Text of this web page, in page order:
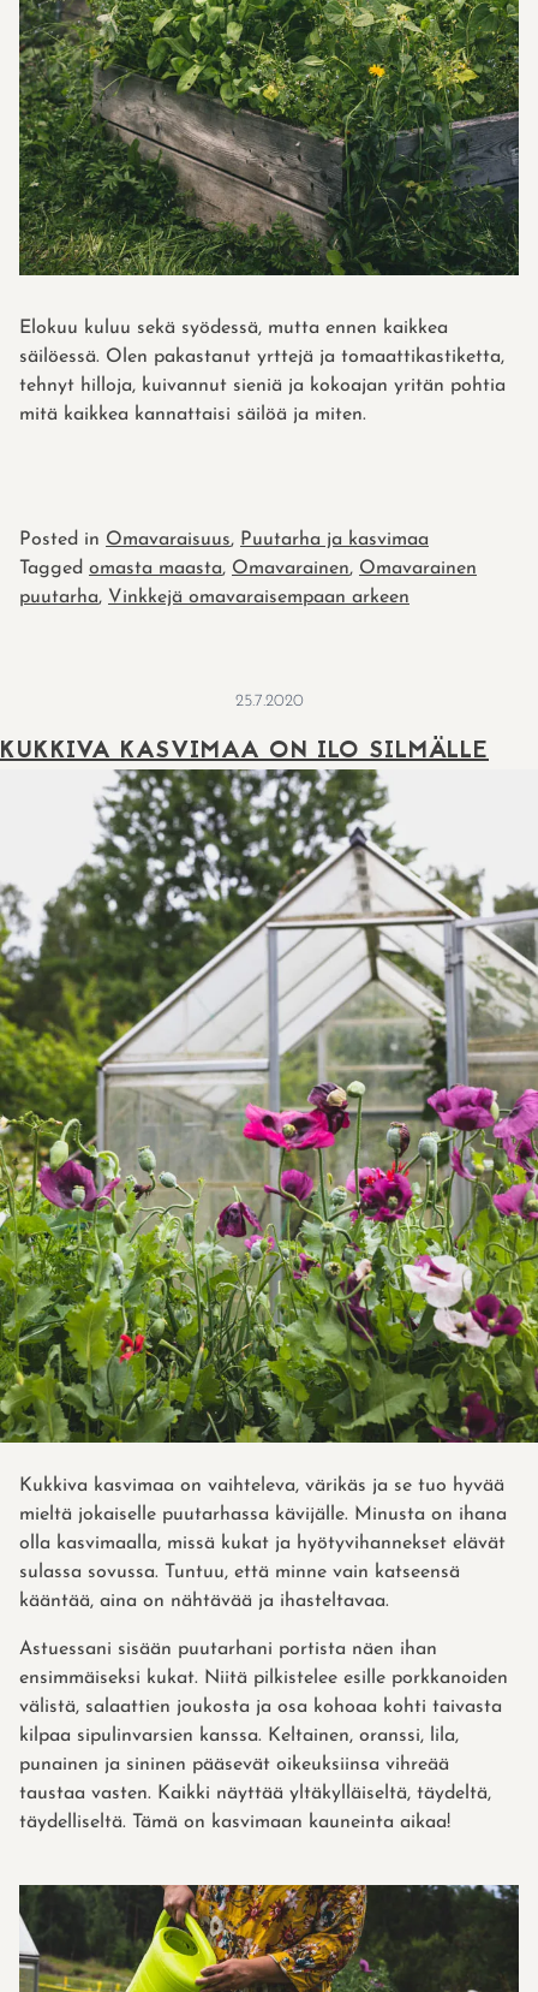
Elokuu kuluu sekä syödessä, mutta ennen kaikkea
säilöessä. Olen pakastanut yrttejä ja tomaattikastiketta,
tehnyt hilloja, kuivannut sieniä ja kokoajan yritän pohtia
mitä kaikkea kannattaisi säilöä ja miten.
Posted in Omavaraisuus, Puutarha ja kasvimaa
Tagged omasta maasta, Omavarainen, Omavarainen
puutarha, Vinkkejä omavaraisempaan arkeen
25.7.2020
KUKKIVA KASVIMAA ON ILO SILMÄLLE
Kukkiva kasvimaa on vaihteleva, värikäs ja se tuo hyvää
mieltä jokaiselle puutarhassa kävijälle. Minusta on ihana
olla kasvimaalla, missä kukat ja hyötyvihannekset elävät
sulassa sovussa. Tuntuu, että minne vain katseensä
kääntää, aina on nähtävää ja ihasteltavaa.
Astuessani sisään puutarhani portista näen ihan
ensimmäiseksi kukat. Niitä pilkistelee esille porkkanoiden
välistä, salaattien joukosta ja osa kohoaa kohti taivasta
kilpaa sipulinvarsien kanssa. Keltainen, oranssi, lila,
punainen ja sininen pääsevät oikeuksiinsa vihreää
taustaa vasten. Kaikki näyttää yltäkylläiseltä, täydeltä,
täydelliseltä. Tämä on kasvimaan kauneinta aikaa!